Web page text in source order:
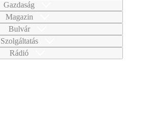
Gazdaság
Magazin
Bulvár
Szolgáltatás
Rádió